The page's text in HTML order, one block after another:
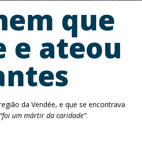
que
e ateou
da Vendée, e que se encontrava
“foi um mártir da caridade”.